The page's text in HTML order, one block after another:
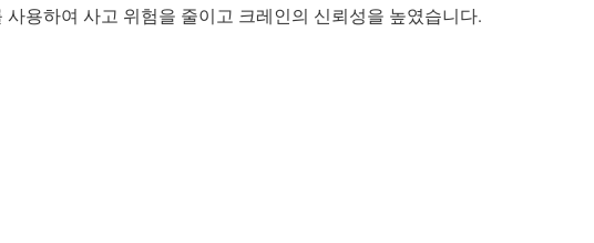
용하여 사고 위험을 줄이고 크레인의 신뢰성을 높였습니다.